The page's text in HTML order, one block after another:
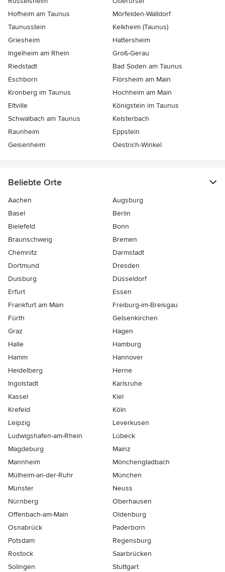
Hofheim am Taunus
Mörfelden-Walldorf
Taunusstein
Kelkheim (Taunus)
Griesheim
Hattersheim
Ingelheim am Rhein
Groß-Gerau
Riedstadt
Bad Soden am Taunus
Eschborn
Flörsheim am Main
Kronberg im Taunus
Hochheim am Main
Eltville
Königstein im Taunus
Schwalbach am Taunus
Kelsterbach
Raunheim
Eppstein
Geisenheim
Oestrich-Winkel
Beliebte Orte
Aachen
Augsburg
Basel
Berlin
Bielefeld
Bonn
Braunschweig
Bremen
Chemnitz
Darmstadt
Dortmund
Dresden
Duisburg
Düsseldorf
Erfurt
Essen
Frankfurt am Main
Freiburg-im-Breisgau
Fürth
Gelsenkirchen
Graz
Hagen
Halle
Hamburg
Hamm
Hannover
Heidelberg
Herne
Ingolstadt
Karlsruhe
Kassel
Kiel
Krefeld
Köln
Leipzig
Leverkusen
Ludwigshafen-am-Rhein
Lübeck
Magdeburg
Mainz
Mannheim
Mönchen­gladbach
Mülheim-an-der-Ruhr
München
Münster
Neuss
Nürnberg
Oberhausen
Offenbach-am-Main
Oldenburg
Osnabrück
Paderborn
Potsdam
Regensburg
Rostock
Saarbrücken
Solingen
Stuttgart